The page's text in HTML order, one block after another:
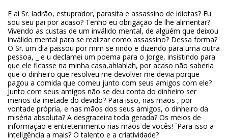
E aí Sr. ladrão, estuprador, parasita e assassino de idiotas? Eu
sou seu pai por acaso? Tenho eu obrigação de lhe alimentar?
Vivendo as custas de um inválido mental, de alguém que deixou
inválido mental para se realizar como assassino? Dessa forma?
O Sr. um dia passou por mim se rindo e dizendo para uma outra
pessoa, _ e u declamei um poema para o Jorge, insistindo para
que ele ficasse na minha casa,ah!ah!ah, por acaso não saberia
que o dinheiro que resolveu me devolver me devia porque
pagou a comida que comeu junto com seus amigos com ele?
Junto com seus amigos não se deu conta do dinheiro ser
menos da metade do devido? Para isso, nas mãos , por
vontade própria, e nas mãos dos seus amigos, o dinheiro da
miséria absoluta? A desgraceira toda gerada? Os meios de
informação e entretenimento nas mãos de vocês! `Para isso a
inteligência a mais? O talento e a criatividade?